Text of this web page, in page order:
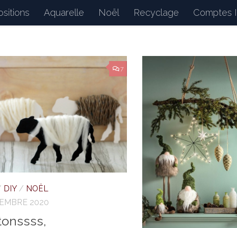
Aquarelle Noël Recyclage Comptes
: petits bonheurs du quotidien, dessins, peintures,
7
DIY / NOËL
2020